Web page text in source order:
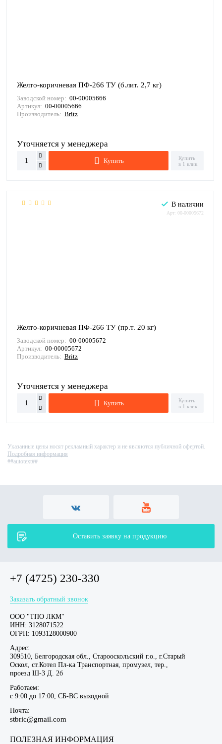
Желто-коричневая ПФ-266 ТУ (б.лит. 2,7 кг)
Заводской номер: 00-00005666
Артикул: 00-00005666
Производитель: Britz
Уточняется у менеджера
Купить
Купить
в 1 клик
В наличии
Арт: 00-00005672
Желто-коричневая ПФ-266 ТУ (пр.т. 20 кг)
Заводской номер: 00-00005672
Артикул: 00-00005672
Производитель: Britz
Уточняется у менеджера
Купить
Купить
в 1 клик
Указанные цены носят рекламный характер и не являются публичной офертой.
Подробная информация
##autotext##
Оставить заявку на продукцию
+7 (4725) 230-330
Заказать обратный звонок
ООО "ТПО ЛКМ"
ИНН: 3128071522
ОГРН: 1093128000900
Адрес:
309510, Белгородская обл., Старооскольский г.о., г.Старый
Оскол, ст.Котел Пл-ка Транспортная, промузел, тер.,
проезд Ш-3 Д. 2б
Работаем:
c 9:00 до 17:00, СБ-ВС выходной
Почта:
stbric@gmail.com
ПОЛЕЗНАЯ ИНФОРМАЦИЯ